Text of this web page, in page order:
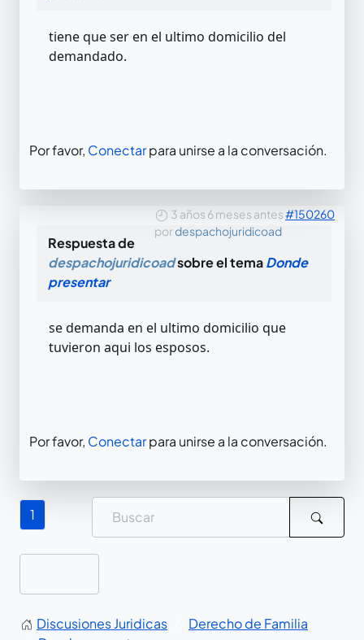
tiene que ser en el ultimo domicilio del
demandado.
Por favor, Conectarpara unirse a la conversación.
3 años 6 meses antes#150260
pordespachojuridicoad
Respuesta de
despachojuridicoadsobre el temaDonde
presentar
se demanda en el ultimo domicilio que
tuvieron aqui los esposos.
Por favor, Conectarpara unirse a la conversación.
1
Discusiones Juridicas
Derecho de Familia